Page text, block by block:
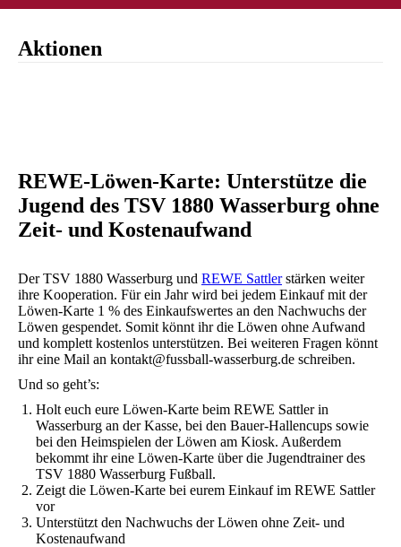
Aktionen
REWE-Löwen-Karte: Unterstütze die
Jugend des TSV 1880 Wasserburg ohne
Zeit- und Kostenaufwand
Der TSV 1880 Wasserburg und REWE Sattlerstärken weiter
ihre Kooperation. Für ein Jahr wird bei jedem Einkauf mit der
Löwen-Karte 1 % des Einkaufswertes an den Nachwuchs der
Löwen gespendet. Somit könnt ihr die Löwen ohne Aufwand
und komplett kostenlos unterstützen. Bei weiteren Fragen könnt
ihr eine Mail an kontakt@fussball-wasserburg.de schreiben.
Und so geht’s:
Holt euch eure Löwen-Karte beim REWE Sattler in
Wasserburg an der Kasse, bei den Bauer-Hallencups sowie
bei den Heimspielen der Löwen am Kiosk. Außerdem
bekommt ihr eine Löwen-Karte über die Jugendtrainer des
TSV 1880 Wasserburg Fußball.
Zeigt die Löwen-Karte bei eurem Einkauf im REWE Sattler
vor
Unterstützt den Nachwuchs der Löwen ohne Zeit- und
Kostenaufwand